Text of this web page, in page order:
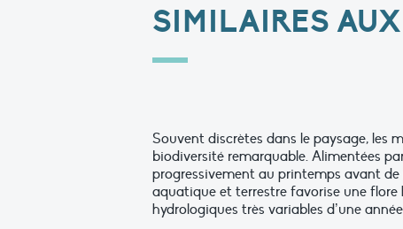
SIMILAIRES
Souvent discrètes dans le paysage, les
biodiversité remarquable. Alimentées
progressivement au printemps avant
aquatique et terrestre favorise une
hydrologiques très variables d’une